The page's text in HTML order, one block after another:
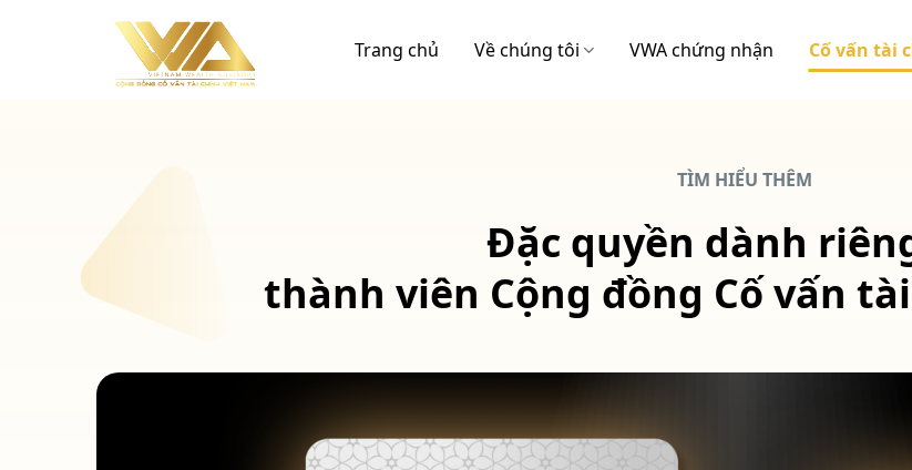
Trang chủ Về chúng tôi VWA chứng nhận Cố vấn tài
TÌM HIỂU THÊM
Đặc quyền dành
thành viên Cộng đồng Cố vấn